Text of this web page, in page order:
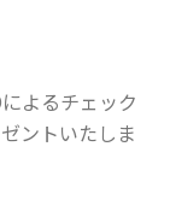
よるチェック
ントいたしま